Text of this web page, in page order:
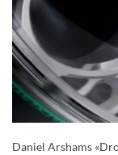
Daniel Arshams